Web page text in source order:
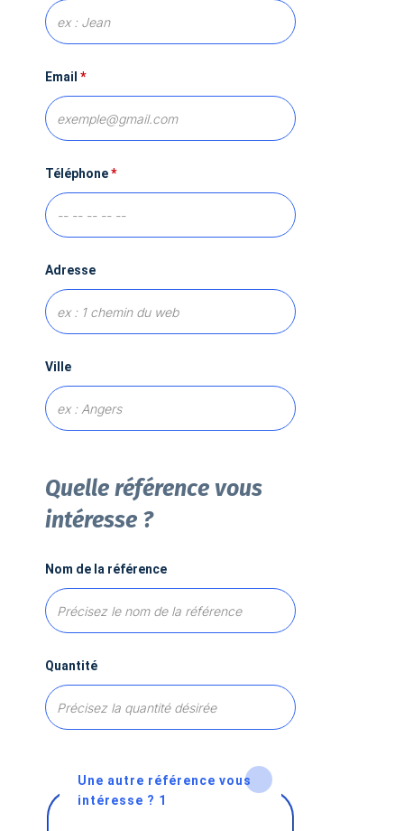
Email *
Téléphone*
Adresse
Ville
Quelle référence vous
intéresse ?
Nom de la référence
Quantité
Une autre référence vous
intéresse ? 1